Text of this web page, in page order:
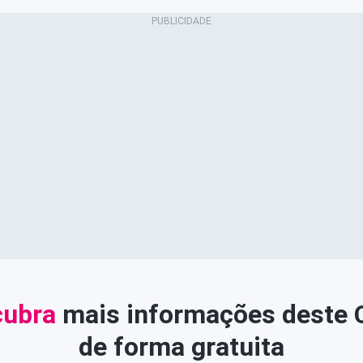
mais informações deste
de forma gratuita